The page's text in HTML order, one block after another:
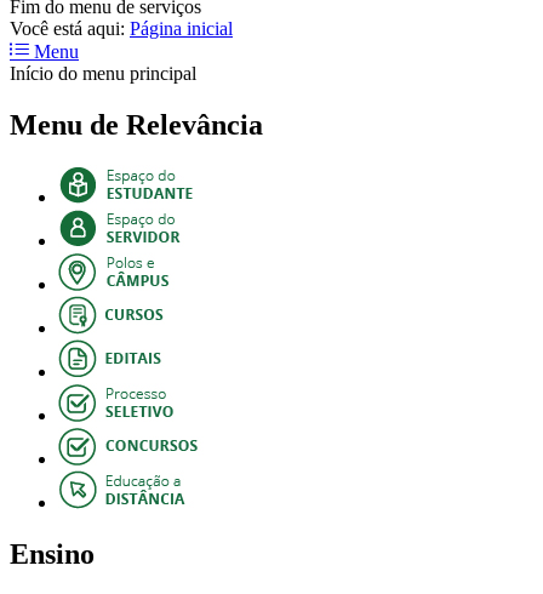
Fim do menu de serviços
Você está aqui: Página inicial
Menu
Início do menu principal
Menu de Relevância
Ensino